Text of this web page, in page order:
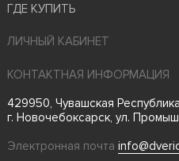
ГДЕ КУПИТЬ
ЛИЧНЫЙ КАБИНЕТ
КОНТАКТНАЯ ИНФОРМАЦИЯ
429950, Чувашская
г. Новочебоксарск, ул.
Электронная почта